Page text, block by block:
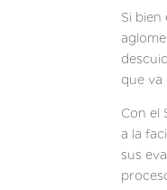
Si bien
que va
Con el
a la
sus